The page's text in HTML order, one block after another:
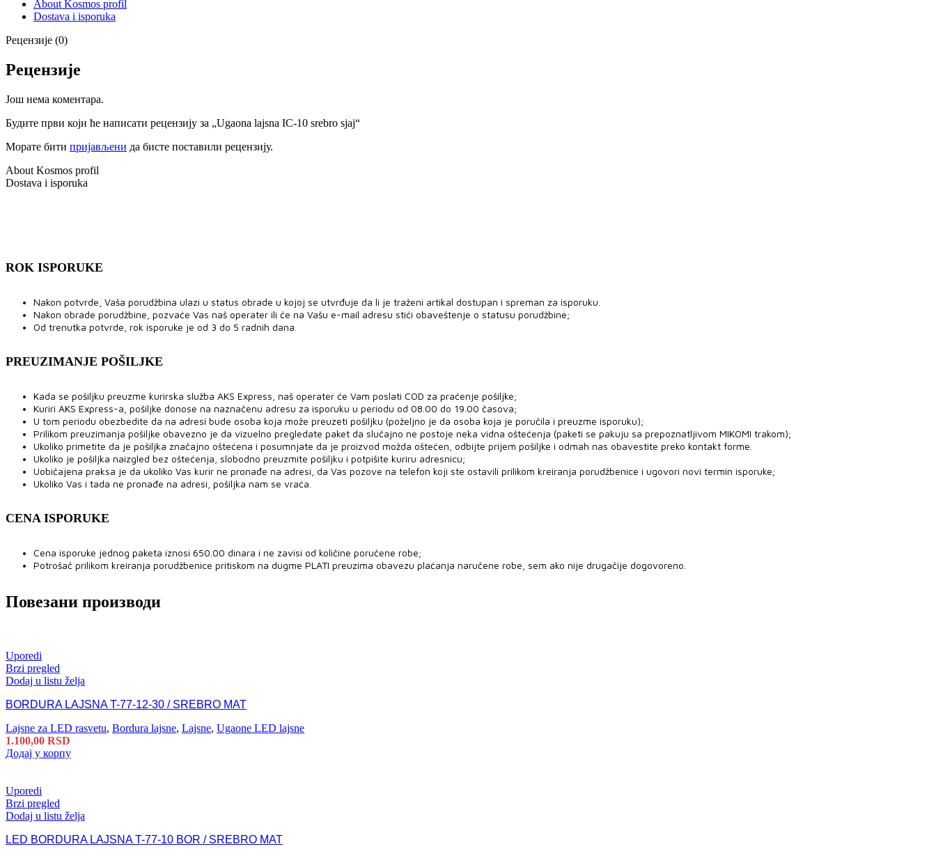
About Kosmos profil
Dostava i isporuka
Рецензије (0)
Рецензије
Још нема коментара.
Будите први који ће написати рецензију за „Ugaona lajsna IC-10 srebro sjaj“
Морате бити пријављени да бисте поставили рецензију.
About Kosmos profil
Dostava i isporuka
ROK ISPORUKE
Nakon potvrde, Vaša porudžbina ulazi u status obrade u kojoj se utvrđuje da li je traženi artikal dostupan i spreman za isporuku.
Nakon obrade porudžbine, pozvaće Vas naš operater ili će na Vašu e-mail adresu stići obaveštenje o statusu porudžbine;
Od trenutka potvrde, rok isporuke je od 3 do 5 radnih dana.
PREUZIMANJE POŠILJKE
Kada se pošiljku preuzme kurirska služba AKS Express, naš operater će Vam poslati COD za praćenje pošiljke;
Kuriri AKS Express-a, pošiljke donose na naznačenu adresu za isporuku u periodu od 08.00 do 19.00 časova;
U tom periodu obezbedite da na adresi bude osoba koja može preuzeti pošiljku (poželjno je da osoba koja je poručila i preuzme isporuku);
Prilikom preuzimanja pošiljke obavezno je da vizuelno pregledate paket da slučajno ne postoje neka vidna oštećenja (paketi se pakuju sa prepoznatljivom MIKOMI trakom);
Ukoliko primetite da je pošiljka značajno oštećena i posumnjate da je proizvod možda oštećen, odbijte prijem pošiljke i odmah nas obavestite preko kontakt forme.
Ukoliko je pošiljka naizgled bez oštećenja, slobodno preuzmite pošiljku i potpišite kuriru adresnicu;
Uobičajena praksa je da ukoliko Vas kurir ne pronađe na adresi, da Vas pozove na telefon koji ste ostavili prilikom kreiranja porudžbenice i ugovori novi termin isporuke;
Ukoliko Vas i tada ne pronađe na adresi, pošiljka nam se vraća.
CENA ISPORUKE
Cena isporuke jednog paketa iznosi 650.00 dinara i ne zavisi od količine poručene robe;
Potrošač prilikom kreiranja porudžbenice pritiskom na dugme PLATI preuzima obavezu plaćanja naručene robe, sem ako nije drugačije dogovoreno.
Повезани производи
Uporedi
Brzi pregled
Dodaj u listu želja
BORDURA LAJSNA T-77-12-30 / SREBRO MAT
Lajsne za LED rasvetu, Bordura lajsne, Lajsne, Ugaone LED lajsne
1.100,00 RSD
Додај у корпу
Uporedi
Brzi pregled
Dodaj u listu želja
LED BORDURA LAJSNA T-77-10 BOR / SREBRO MAT